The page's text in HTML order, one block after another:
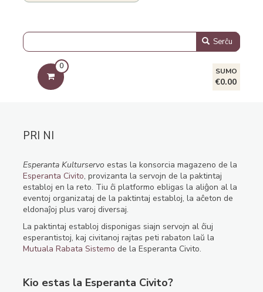
Serĉu
0
SUMO
€0.00
PRI NI
Esperanta Kulturservo estas la konsorcia magazeno de la
Esperanta Civito, provizanta la servojn de la paktintaj
establoj en la reto. Tiu ĉi platformo ebligas la aliĝon al la
eventoj organizataj de la paktintaj establoj, la aĉeton de
eldonaĵoj plus varoj diversaj.
La paktintaj establoj disponigas siajn servojn al ĉiuj
esperantistoj, kaj civitanoj rajtas peti rabaton laŭ la
Mutuala Rabata Sistemo de la Esperanta Civito.
Kio estas la Esperanta Civito?